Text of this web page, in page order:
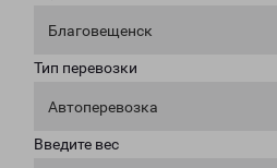
Благовещенск
Тип перевозки
Автоперевозка
Введите вес